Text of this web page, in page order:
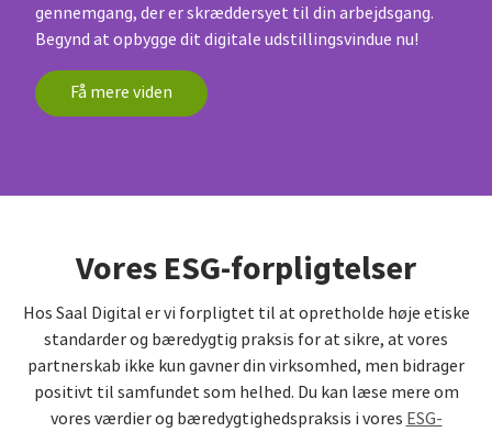
gennemgang, der er skræddersyet til din arbejdsgang.
Begynd at opbygge dit digitale udstillingsvindue nu!
Få mere viden
Vores ESG-forpligtelser
Hos Saal Digital er vi forpligtet til at opretholde høje etiske
standarder og bæredygtig praksis for at sikre, at vores
partnerskab ikke kun gavner din virksomhed, men bidrager
positivt til samfundet som helhed. Du kan læse mere om
vores værdier og bæredygtighedspraksis i vores ESG-